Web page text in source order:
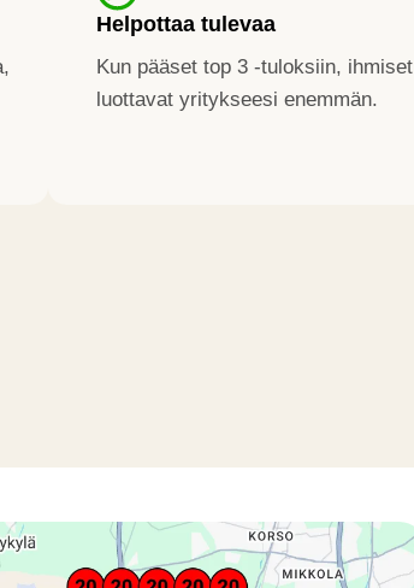
Helpottaa tulevaa
Kun pääset top 3 -tuloksiin, ihmiset
luottavat yritykseesi enemmän.